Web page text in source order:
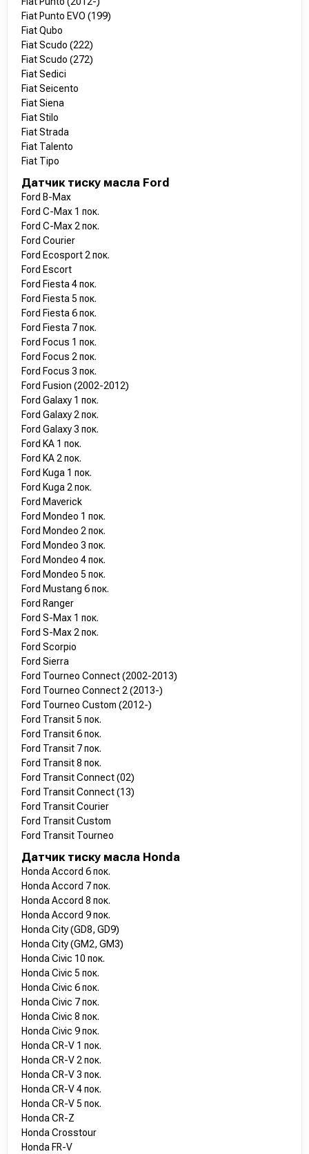
Fiat Punto EVO (199)
Fiat Qubo
Fiat Scudo (222)
Fiat Scudo (272)
Fiat Sedici
Fiat Seicento
Fiat Siena
Fiat Stilo
Fiat Strada
Fiat Talento
Fiat Tipo
Датчик тиску масла Ford
Ford B-Max
Ford C-Max 1 пок.
Ford C-Max 2 пок.
Ford Courier
Ford Ecosport 2 пок.
Ford Escort
Ford Fiesta 4 пок.
Ford Fiesta 5 пок.
Ford Fiesta 6 пок.
Ford Fiesta 7 пок.
Ford Focus 1 пок.
Ford Focus 2 пок.
Ford Focus 3 пок.
Ford Fusion (2002-2012)
Ford Galaxy 1 пок.
Ford Galaxy 2 пок.
Ford Galaxy 3 пок.
Ford KA 1 пок.
Ford KA 2 пок.
Ford Kuga 1 пок.
Ford Kuga 2 пок.
Ford Maverick
Ford Mondeo 1 пок.
Ford Mondeo 2 пок.
Ford Mondeo 3 пок.
Ford Mondeo 4 пок.
Ford Mondeo 5 пок.
Ford Mustang 6 пок.
Ford Ranger
Ford S-Max 1 пок.
Ford S-Max 2 пок.
Ford Scorpio
Ford Sierra
Ford Tourneo Connect (2002-2013)
Ford Tourneo Connect 2 (2013-)
Ford Tourneo Custom (2012-)
Ford Transit 5 пок.
Ford Transit 6 пок.
Ford Transit 7 пок.
Ford Transit 8 пок.
Ford Transit Connect (02)
Ford Transit Connect (13)
Ford Transit Courier
Ford Transit Custom
Ford Transit Tourneo
Датчик тиску масла Honda
Honda Accord 6 пок.
Honda Accord 7 пок.
Honda Accord 8 пок.
Honda Accord 9 пок.
Honda City (GD8, GD9)
Honda City (GM2, GM3)
Honda Civic 10 пок.
Honda Civic 5 пок.
Honda Civic 6 пок.
Honda Civic 7 пок.
Honda Civic 8 пок.
Honda Civic 9 пок.
Honda CR-V 1 пок.
Honda CR-V 2 пок.
Honda CR-V 3 пок.
Honda CR-V 4 пок.
Honda CR-V 5 пок.
Honda CR-Z
Honda Crosstour
Honda FR-V